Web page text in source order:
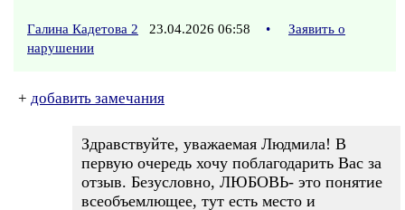
Галина Кадетова 2 23.04.2026 06:58 •
Заявить о
нарушении
+ добавить замечания
Здравствуйте, уважаемая Людмила! В
первую очередь хочу поблагодарить Вас за
отзыв. Безусловно, ЛЮБОВЬ- это понятие
всеобъемлющее, тут есть место и